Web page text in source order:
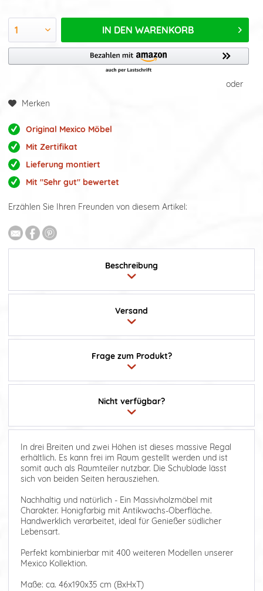
IN DEN WARENKORB
oder
Merken
Original Mexico Möbel
Mit Zertifikat
Lieferung montiert
Mit "Sehr gut" bewertet
Erzählen Sie Ihren Freunden von diesem Artikel:
Beschreibung
Frage zum Produkt?
Versand
Nicht verfügbar?
In drei Breiten und zwei Höhen ist dieses massive Regal
erhältlich. Es kann frei im Raum gestellt werden und ist
somit auch als Raumteiler nutzbar. Die Schublade lässt
sich von beiden Seiten herausziehen.
Nachhaltig und natürlich - Ein Massivholzmöbel mit
Charakter. Honigfarbig mit Antikwachs-Oberfläche.
Handwerklich verarbeitet, ideal für Genießer südlicher
Lebensart.
Perfekt kombinierbar mit 400 weiteren Modellen unserer
Mexico Kollektion.
Maße: ca. 46x190x35 cm (BxHxT)